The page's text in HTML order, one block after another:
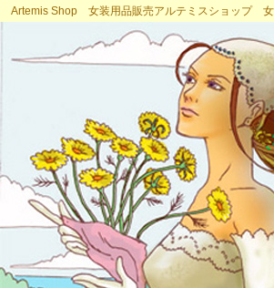
Artemis Shop 女装用品販売アルテミスショップ 女